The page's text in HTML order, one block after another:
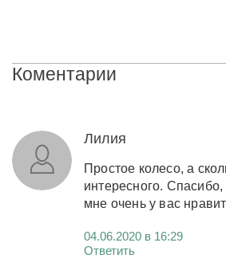
Коментарии
Лилия
Простое колесо, а
интересного.
мне очень у вас
04.06.2020 в 16:29
Ответить